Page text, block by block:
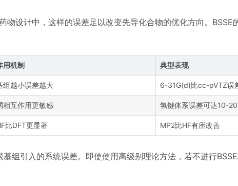
物设计中，这样的误差足以改变先导化合物的优化方向。BSSE
用机制 典型表现
组越小误差越大 6-31G(d)比cc-pVTZ误
相互作用更敏感 氢键体系误差可达10-
比DFT更显著 MP2比HF有所改善
基组引入的系统误差。即使使用高级别理论方法，若不进行